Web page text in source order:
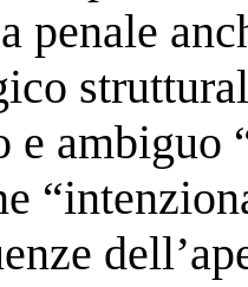
penale
e ambiguo